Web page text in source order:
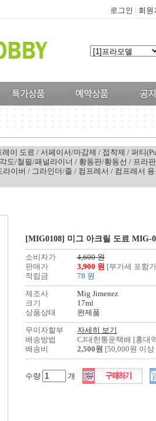
로그인 | 회원
레이 도료 / 서페이서/마감제 / 접착제 / 퍼티
도/철필/패널라이너 / 황동판/황동선 / 프라
라이버 / 그라인더/줄 / 컴프레서 / 컴프레서 용
[MIG0108] 미그 아크릴 도료 MIG-
소비자가
4,600 원
판매가
3,900 원 [부가세 포함
적립금
78 원
제조사
Mig Jimenez
크기
17ml
상품상태
완제품
무이자할부
자세히 보기
배송방법
CJ대한통운택배 [홍대
배송비
2,500원 [50,000원 이
수량 개